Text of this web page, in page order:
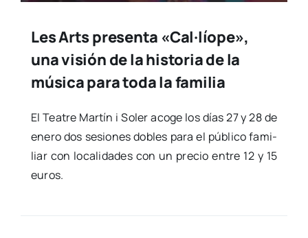
Les Arts presenta «Cal·líope»,
una visión de la historia de la
música para toda la familia
El Tea­tre Mar­tín i Soler aco­ge los días 27 y 28 de
enero dos sesio­nes dobles para el públi­co fami­
liar con loca­li­da­des con un pre­cio entre 12 y 15
euros.